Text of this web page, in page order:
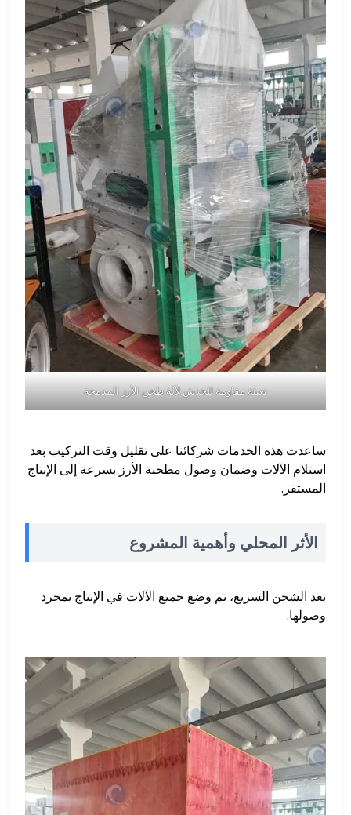
تعبئة مقاومة للخدش لآلة طحن الأرز المدمجة
ساعدت هذه الخدمات شركائنا على تقليل وقت التركيب بعد
استلام الآلات وضمان وصول مطحنة الأرز بسرعة إلى الإنتاج
المستقر.
الأثر المحلي وأهمية المشروع
بعد الشحن السريع، تم وضع جميع الآلات في الإنتاج بمجرد
وصولها.